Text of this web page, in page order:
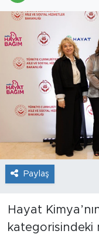
Paylaş
Hayat
kategorisindeki